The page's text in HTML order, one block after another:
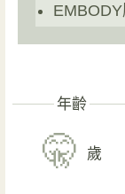
年齡
🤫 歲